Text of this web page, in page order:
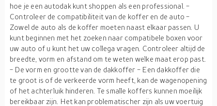
hoe je een autodak kunt shoppen als een professional. -
Controleer de compatibiliteit van de koffer en de auto -
Zowel de auto als de koffer moeten naast elkaar passen. U
kunt beginnen met het zoeken naar compatibele boxen voor
uw auto of u kunt het uw collega vragen. Controleer altijd de
breedte, vorm en afstand om te weten welke maat erop past.
- De vorm en grootte van de dakkoffer - Een dakkoffer die
te groot is of de verkeerde vorm heeft, kan de wagenopening
of het achterluik hinderen. Te smalle koffers kunnen moeilijk
bereikbaar zijn. Het kan problematischer zijn als uw voertuig